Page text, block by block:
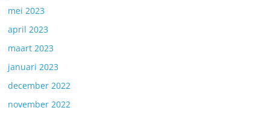
mei 2023
april 2023
maart 2023
januari 2023
december 2022
november 2022